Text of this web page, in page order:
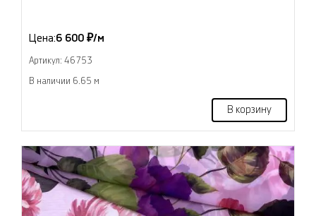
Цена:6 600 ₽/м
Артикул: 46753
В наличии 6.65 м
В корзину